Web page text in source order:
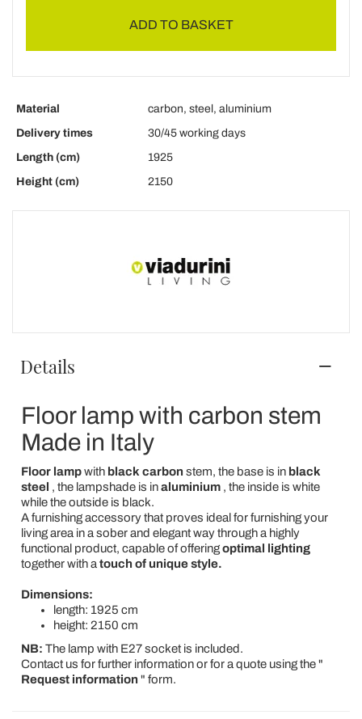
ADD TO BASKET
Material
carbon, steel, aluminium
Delivery times
30/45 working days
Length (cm)
1925
Height (cm)
2150
Details
Floor lamp with carbon stem
Made in Italy
Floor lampwith black carbon stem, the base is in black
steel , the lampshade is inaluminium, the inside is white
while the outside is black.
A furnishing accessory that proves ideal for furnishing your
living area in a sober and elegant way through a highly
functional product, capable of offeringoptimal lighting
together with a touch of unique style.
Dimensions:
length: 1925 cm
height: 2150 cm
NB: The lamp with E27 socket is included.
Contact us for further information or for a quote using the "
Request information " form.